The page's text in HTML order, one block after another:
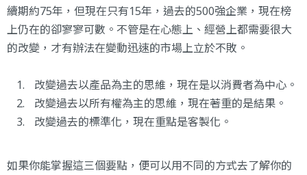
續期約75年，但現在只有15年，過去的500強企業，現在榜
上仍在的卻寥寥可數。不管是在心態上、經營上都需要很大
的改變，才有辦法在變動迅速的市場上立於不敗。
改變過去以產品為主的思維，現在是以消費者為中心。
改變過去以所有權為主的思維，現在著重的是結果。
改變過去的標準化，現在重點是客製化。
如果你能掌握這三個要點，便可以用不同的方式去了解你的